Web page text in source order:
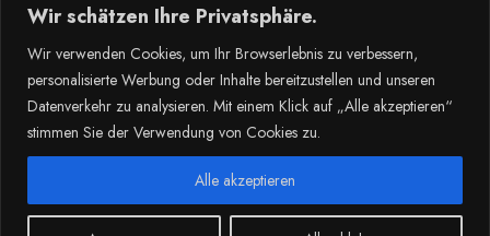
Wir schätzen Ihre Privatsphäre.
Wir verwenden Cookies, um Ihr Browserlebnis zu verbessern,
personalisierte Werbung oder Inhalte bereitzustellen und unseren
Datenverkehr zu analysieren. Mit einem Klick auf „Alle akzeptieren“
stimmen Sie der Verwendung von Cookies zu.
Alle akzeptieren
Copyright © 2023 Tlyard de. all rights reserved.
Dansk(Deens) Nederlands